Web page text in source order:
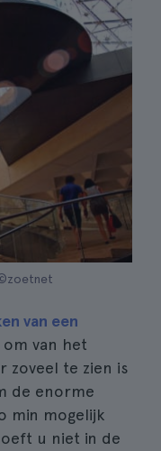
van een
van het
zoveel te zien is
de enorme
min mogelijk
u niet in de